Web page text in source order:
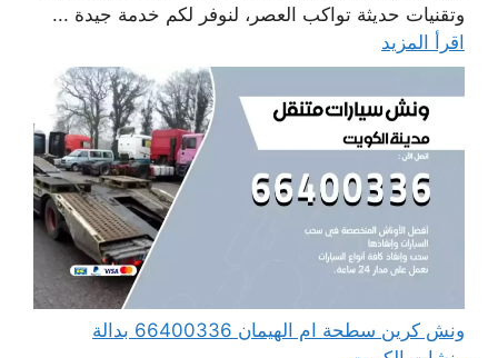
وتقنيات حديثة تواكب العصر، لنوفر لكم خدمة جيدة ...
اقرأ المزيد
ونش كرين سطحة ام الهيمان 66400336 بدالة